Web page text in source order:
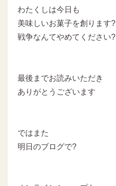
わたくしは今日も
美味しいお菓子を創ります?
戦争なんてやめてください?
最後までお読みいただき
ありがとうございます
ではまた
明日のブログで?